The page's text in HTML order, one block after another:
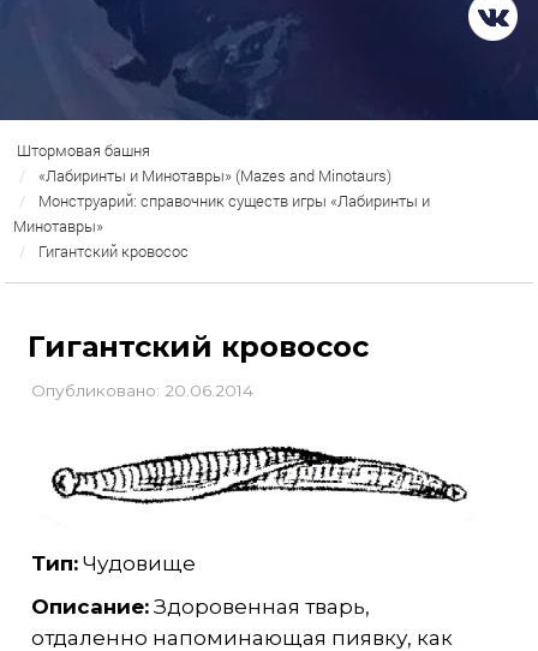
Штормовая башня
«Лабиринты и Минотавры» (Mazes and Minotaurs)
Монструарий: справочник существ игры «Лабиринты и
Минотавры»
Гигантский кровосос
Гигантский кровосос
Опубликовано: 20.06.2014
Тип:Чудовище
Описание:Здоровенная тварь,
отдаленно напоминающая пиявку, как